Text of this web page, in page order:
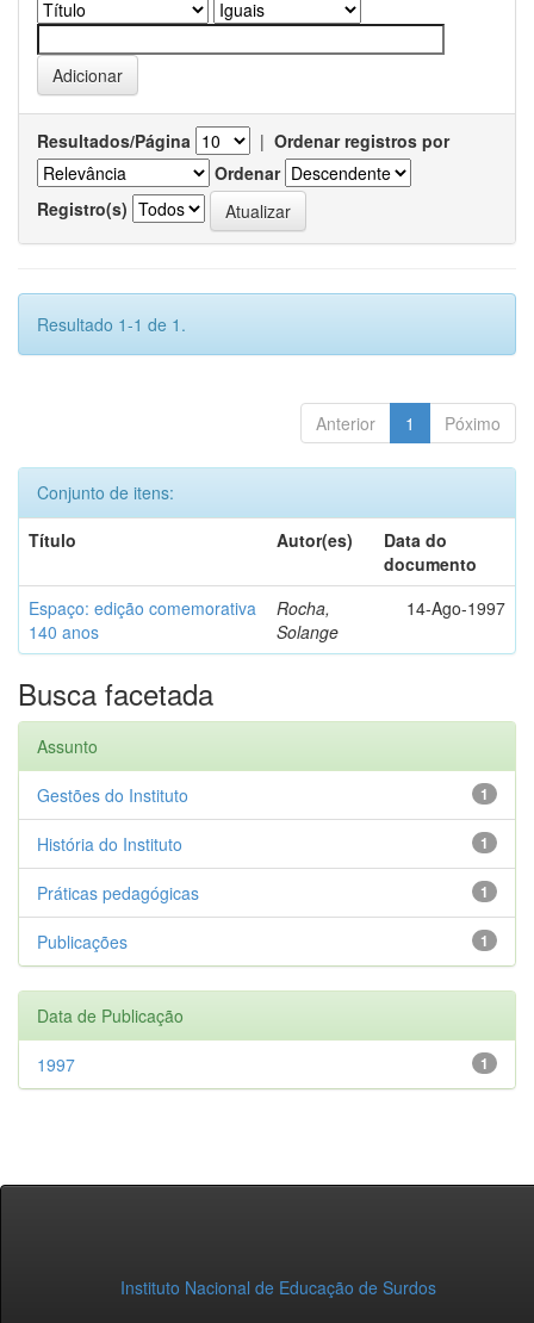
Resultados/Página | Ordenar registros por
Ordenar
Registro(s)
Resultado 1-1 de 1.
Anterior 1 Póximo
Conjunto de itens:
Título
Autor(es)
Data do
documento
Espaço: edição comemorativa
140 anos
Rocha,
Solange
14-Ago-1997
Busca facetada
Assunto
1
Gestões do Instituto
1
História do Instituto
1
Práticas pedagógicas
1
Publicações
Data de Publicação
1
1997
Instituto Nacional de Educação de Surdos